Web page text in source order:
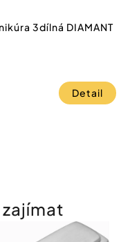
3dílná DIAMANT
Detail